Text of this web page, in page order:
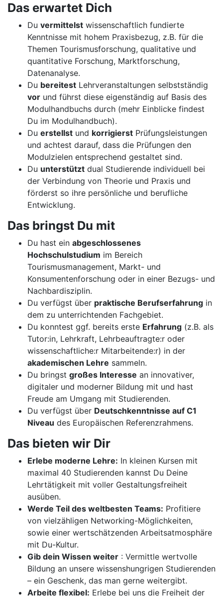
Das erwartet Dich
Du vermittelst wissenschaftlich fundierte
Kenntnisse mit hohem Praxisbezug, z.B. für die
Themen Tourismusforschung, qualitative und
quantitative Forschung, Marktforschung,
Datenanalyse.
Du bereitest Lehrveranstaltungen selbstständig
vor und führst diese eigenständig auf Basis des
Modulhandbuchs durch (mehr Einblicke findest
Du im Modulhandbuch).
Du erstellst und korrigierst Prüfungsleistungen
und achtest darauf, dass die Prüfungen den
Modulzielen entsprechend gestaltet sind.
Du unterstützt dual Studierende individuell bei
der Verbindung von Theorie und Praxis und
förderst so ihre persönliche und berufliche
Entwicklung.
Das bringst Du mit
Du hast ein abgeschlossenes
Hochschulstudium im Bereich
Tourismusmanagement, Markt- und
Konsumentenforschung oder in einer Bezugs- und
Nachbardisziplin.
Du verfügst über praktische Berufserfahrung in
dem zu unterrichtenden Fachgebiet.
Du konntest ggf. bereits erste Erfahrung (z.B. als
Tutor:in, Lehrkraft, Lehrbeauftragte:r oder
wissenschaftliche:r Mitarbeitende:r) in der
akademischen Lehre sammeln.
Du bringst großes Interesse an innovativer,
digitaler und moderner Bildung mit und hast
Freude am Umgang mit Studierenden.
Du verfügst über Deutschkenntnisse auf C1
Niveau des Europäischen Referenzrahmens.
Das bieten wir Dir
Erlebe moderne Lehre: In kleinen Kursen mit
maximal 40 Studierenden kannst Du Deine
Lehrtätigkeit mit voller Gestaltungsfreiheit
ausüben.
Werde Teil des weltbesten Teams: Profitiere
von vielzähligen Networking-Möglichkeiten,
sowie einer wertschätzenden Arbeitsatmosphäre
mit Du-Kultur.
Gib dein Wissen weiter : Vermittle wertvolle
Bildung an unsere wissenshungrigen Studierenden
– ein Geschenk, das man gerne weitergibt.
Arbeite flexibel: Erlebe bei uns die Freiheit der